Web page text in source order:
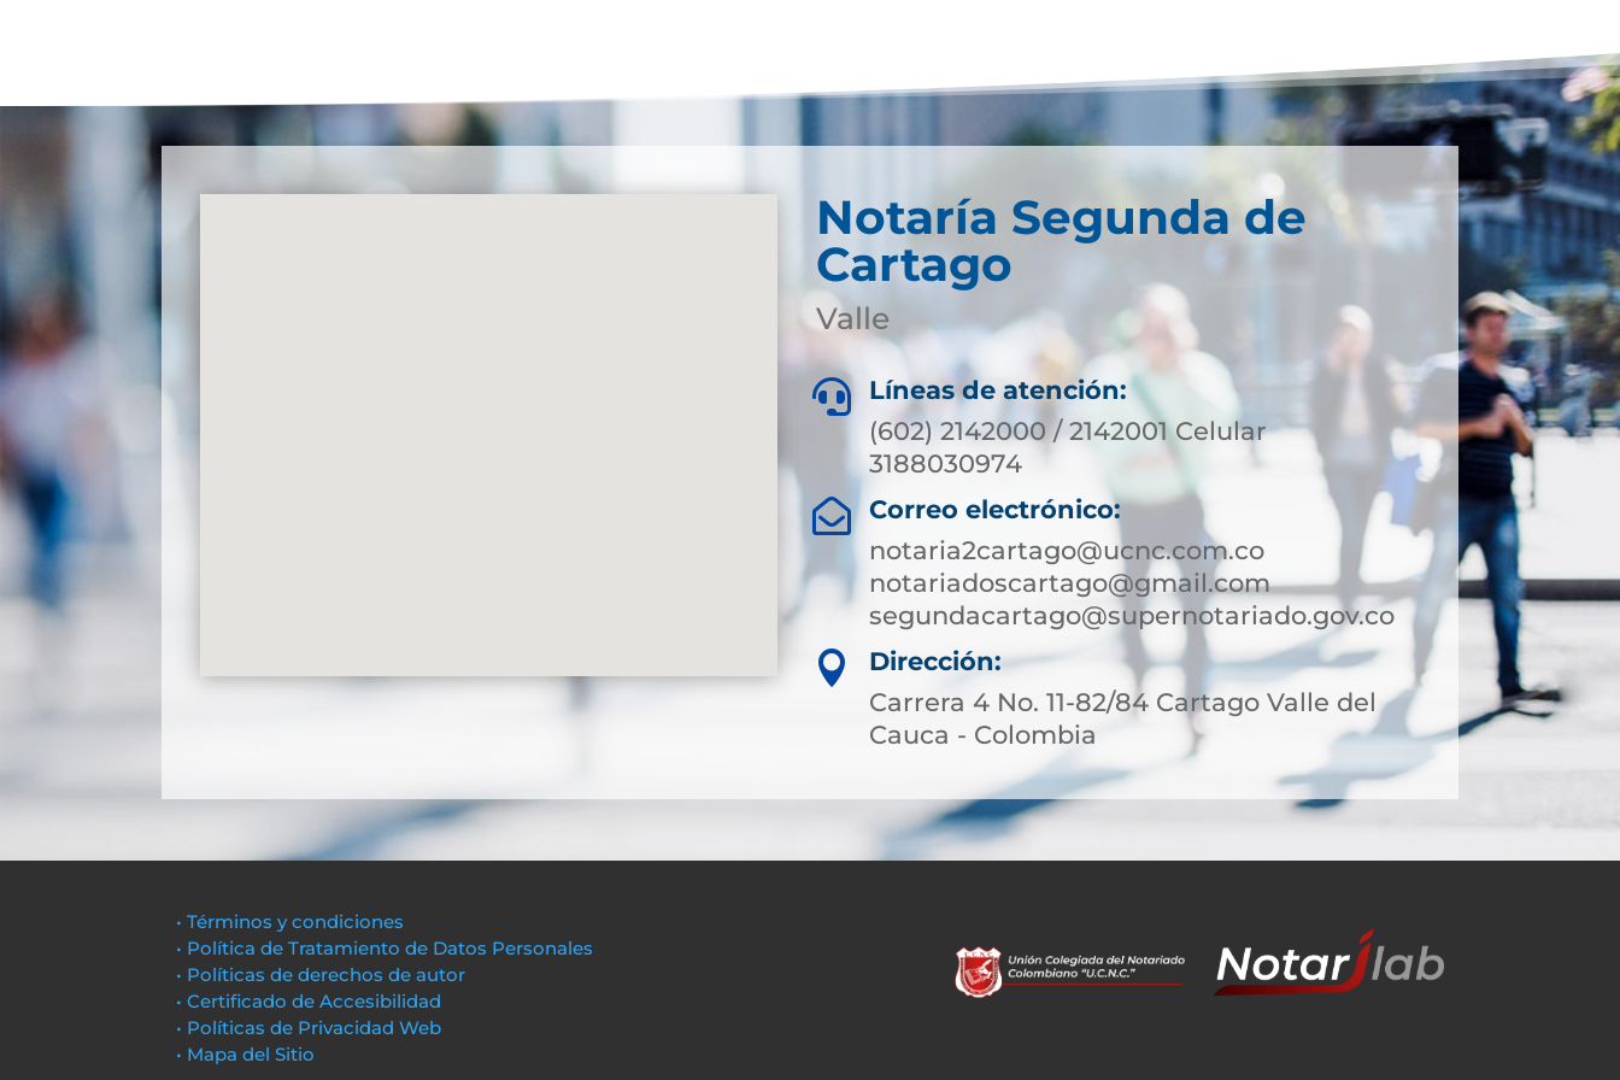
Notaría Segunda de
Cartago
Valle

Líneas de atención:
(602) 2142000 / 2142001 Celular
3188030974

Correo electrónico:
notaria2cartago@ucnc.com.co
notariadoscartago@gmail.com
segundacartago@supernotariado.gov.co

Dirección:
Carrera 4 No. 11-82/84 Cartago Valle del
Cauca - Colombia
• Términos y condiciones
• Política de Tratamiento de Datos Personales
• Políticas de derechos de autor
• Certificado de Accesibilidad
• Políticas de Privacidad Web
• Mapa del Sitio